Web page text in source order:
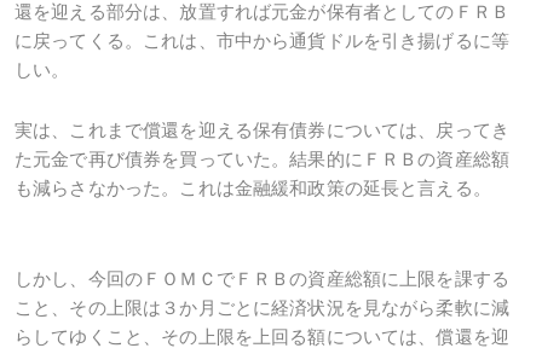
還を迎える部分は、放置すれば元金が保有者としてのＦＲＢ
に戻ってくる。これは、市中から通貨ドルを引き揚げるに等
しい。
実は、これまで償還を迎える保有債券については、戻ってき
た元金で再び債券を買っていた。結果的にＦＲＢの資産総額
も減らさなかった。これは金融緩和政策の延長と言える。
しかし、今回のＦＯＭＣでＦＲＢの資産総額に上限を課する
こと、その上限は３か月ごとに経済状況を見ながら柔軟に減
らしてゆくこと、その上限を上回る額については、償還を迎